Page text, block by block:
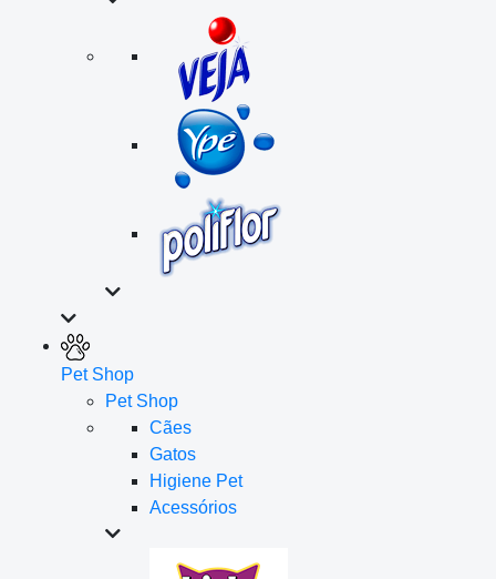
Pet Shop
Pet Shop
Cães
Gatos
Higiene Pet
Acessórios